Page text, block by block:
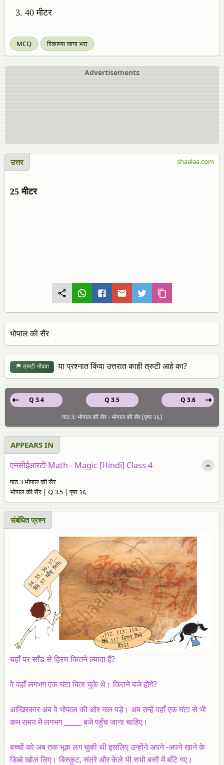
40 मीटर
MCQ रिकाम्या जागा भरा
Advertisements
उत्तर
25 मीटर
shaalaa.com
भोपाल की सैर
त्रुटी नोंदवा या प्रश्नात किंवा उत्तरात काही त्रुटी आहे का?
Q 3.5
Q 3.4
Q 3.6
पाठ 3: भोपाल की सैर - भोपाल की सैर [पृष्ठ २६]
APPEARS IN
एनसीईआरटी Math - Magic [Hindi] Class 4
पाठ 3 भोपाल की सैर
भोपाल की सैर | Q 3.5 | पृष्ठ २६
संबंधित प्रश्‍न
यहाँ पर साँड़ से हिरण कितने ज़्यादा हैं?
वे वहाँ लगभग एक घंटा बिता चुके थे। कितने बजे होंगें?
आखिरकार अब वे भोपाल की ओर चल पड़े। अब उन्हें वहाँ एक घंटा से भी
कम समय में लगभग _____ बजे पहुँच जाना चाहिए।
बच्चों को अब तक भूक लग चुकी थी इसलिए उन्होंने अपने -अपने खाने के
डिब्बे खोल लिए। बिस्कुट, संतरे और केले भी सभी बसों में बाँटे गए।